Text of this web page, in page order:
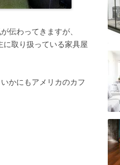
伝わってきますが、
取り扱っている家具屋
かにもアメリカのカフ